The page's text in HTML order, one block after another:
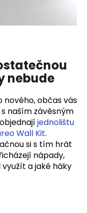
nebude
nového, občas vás
naším závěsným
jednolištu
Wall Kit.
si s tím hrát
nápady,
a jaké háky